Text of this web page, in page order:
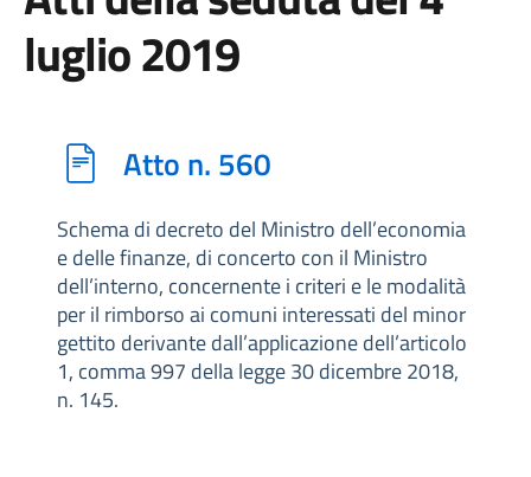
luglio 2019
Atto n. 560
Schema di decreto del Ministro dell’economia
e delle finanze, di concerto con il Ministro
dell’interno, concernente i criteri e le modalità
per il rimborso ai comuni interessati del minor
gettito derivante dall’applicazione dell’articolo
1, comma 997 della legge 30 dicembre 2018,
n. 145.